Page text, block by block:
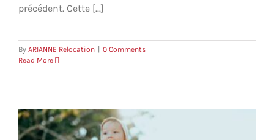
précédent. Cette [...]
By ARIANNE Relocation
0 Comments
Read More